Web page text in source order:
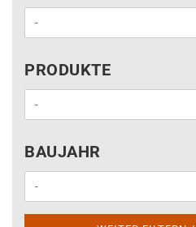
PRODUKTE
PRODUKTE
BAUJAHR
BAUJAHR